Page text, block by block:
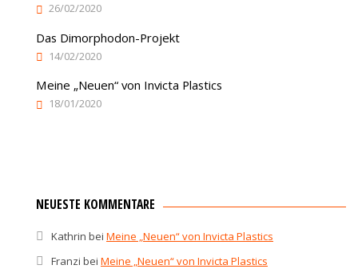
26/02/2020
Das Dimorphodon-Projekt
14/02/2020
Meine „Neuen“ von Invicta Plastics
18/01/2020
NEUESTE KOMMENTARE
Kathrin bei Meine „Neuen“ von Invicta Plastics
Franzi bei Meine „Neuen“ von Invicta Plastics